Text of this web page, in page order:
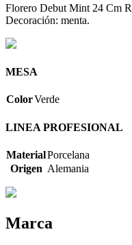
Florero Debut Mint 24 Cm
Decoración: menta.
MESA
ColorVerde
LINEA PROFESIONAL
MaterialPorcelana
Origen Alemania
Marca